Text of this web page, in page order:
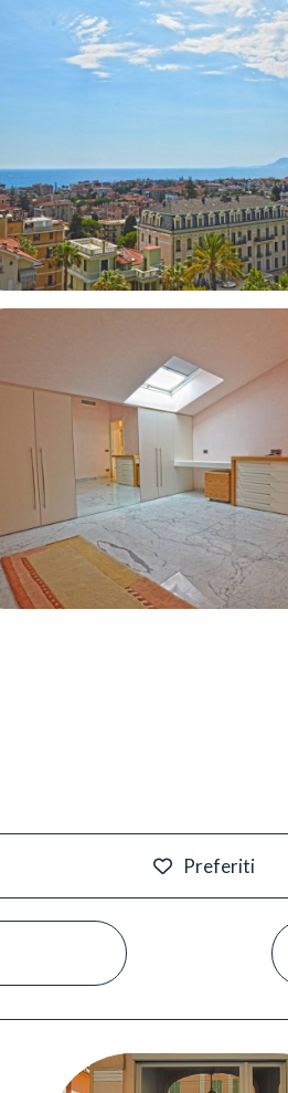
Preferiti